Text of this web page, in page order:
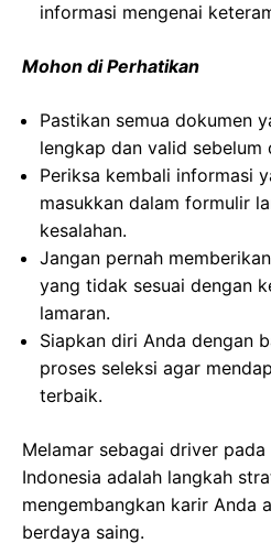
informasi mengenai
Mohon di Perhatikan
Pastikan semua dokumen
lengkap dan valid sebelum
Periksa kembali informasi
masukkan dalam formulir
kesalahan.
Jangan pernah
yang tidak sesuai dengan
lamaran.
Siapkan diri Anda dengan
proses seleksi agar
terbaik.
Melamar sebagai driver
Indonesia adalah langkah
mengembangkan karir Anda
berdaya saing.